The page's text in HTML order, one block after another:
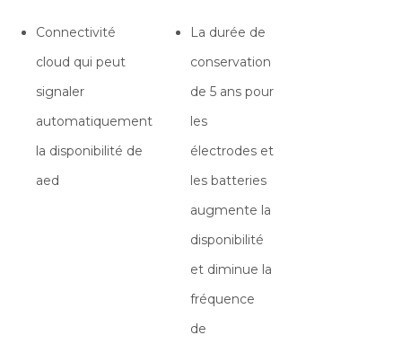
Connectivité
cloud qui peut
signaler
automatiquement
la disponibilité de
aed
La durée de
conservation
de 5 ans pour
les
électrodes et
les batteries
augmente la
disponibilité
et diminue la
fréquence
de